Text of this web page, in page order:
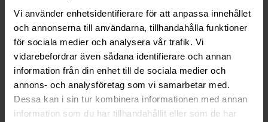
Vi använder enhetsidentifierare för att anpassa innehållet
och annonserna till användarna, tillhandahålla funktioner
för sociala medier och analysera vår trafik. Vi
vidarebefordrar även sådana identifierare och annan
information från din enhet till de sociala medier och
annons- och analysföretag som vi samarbetar med.
Dessa kan i sin tur kombinera informationen med annan
information som du har tillhandahållit eller som de har
Lily and Rose
Emily pearl bracelet -
Ivory
Pris:349 kr
349 kr
Mockberg
Royal Watch 28 mm
Pris: 2 399 kr
2 399 kr
Smycka tar ansvar för ett hållbart